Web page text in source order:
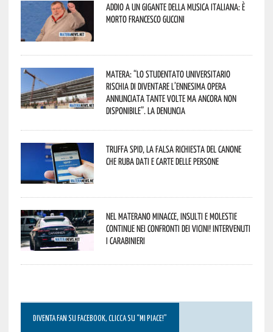
Addio a un gigante della musica italiana: è
morto Francesco Guccini
Matera: “Lo studentato universitario
rischia di diventare l’ennesima opera
annunciata tante volte ma ancora non
disponibile”. La denuncia
Truffa Spid, la falsa richiesta del canone
che ruba dati e carte delle persone
Nel materano minacce, insulti e molestie
continue nei confronti dei vicini! Intervenuti
i Carabinieri
DIVENTA FAN SU FACEBOOK, CLICCA SU “MI PIACE!”